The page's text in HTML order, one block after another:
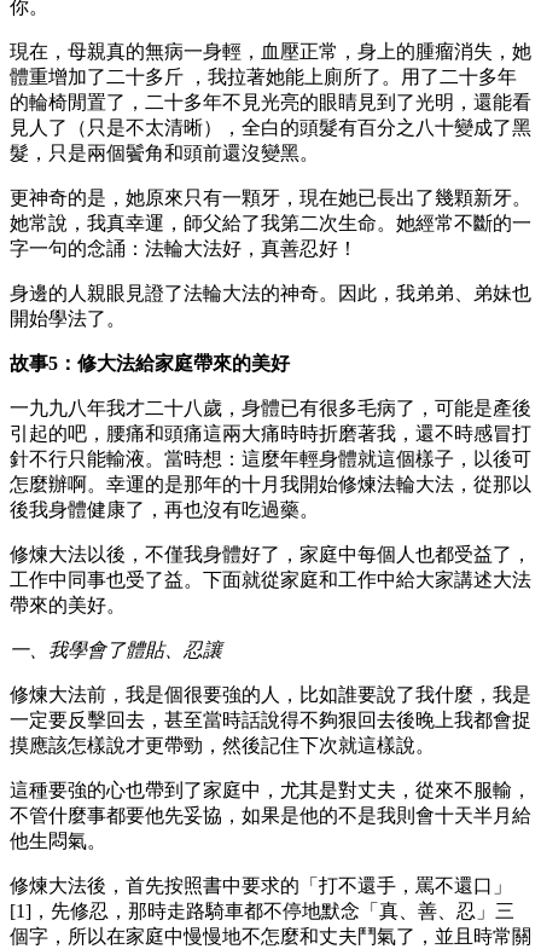
你。
現在，母親真的無病一身輕，血壓正常，身上的腫瘤消失，她
體重增加了二十多斤 ，我拉著她能上廁所了。用了二十多年
的輪椅閒置了，二十多年不見光亮的眼睛見到了光明，還能看
見人了（只是不太清晰），全白的頭髮有百分之八十變成了黑
髮，只是兩個鬢角和頭前還沒變黑。
更神奇的是，她原來只有一顆牙，現在她已長出了幾顆新牙。
她常說，我真幸運，師父給了我第二次生命。她經常不斷的一
字一句的念誦：法輪大法好，真善忍好！
身邊的人親眼見證了法輪大法的神奇。因此，我弟弟、弟妹也
開始學法了。
故事5：修大法給家庭帶來的美好
一九九八年我才二十八歲，身體已有很多毛病了，可能是產後
引起的吧，腰痛和頭痛這兩大痛時時折磨著我，還不時感冒打
針不行只能輸液。當時想：這麼年輕身體就這個樣子，以後可
怎麼辦啊。幸運的是那年的十月我開始修煉法輪大法，從那以
後我身體健康了，再也沒有吃過藥。
修煉大法以後，不僅我身體好了，家庭中每個人也都受益了，
工作中同事也受了益。下面就從家庭和工作中給大家講述大法
帶來的美好。
一、我學會了體貼、忍讓
修煉大法前，我是個很要強的人，比如誰要說了我什麼，我是
一定要反擊回去，甚至當時話說得不夠狠回去後晚上我都會捉
摸應該怎樣說才更帶勁，然後記住下次就這樣說。
這種要強的心也帶到了家庭中，尤其是對丈夫，從來不服輸，
不管什麼事都要他先妥協，如果是他的不是我則會十天半月給
他生悶氣。
修煉大法後，首先按照書中要求的「打不還手，罵不還口」
[1]，先修忍，那時走路騎車都不停地默念「真、善、忍」三
個字，所以在家庭中慢慢地不怎麼和丈夫鬥氣了，並且時常關